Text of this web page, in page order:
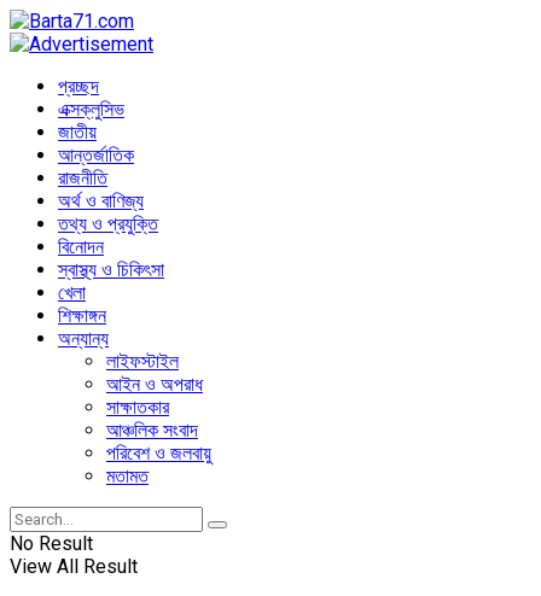
প্রচ্ছদ
এক্সক্লুসিভ
জাতীয়
আন্তর্জাতিক
রাজনীতি
অর্থ ও বাণিজ্য
তথ্য ও প্রযুক্তি
বিনোদন
স্বাস্থ্য ও চিকিৎসা
খেলা
শিক্ষাঙ্গন
অন্যান্য
লাইফস্টাইল
আইন ও অপরাধ
সাক্ষাতকার
আঞ্চলিক সংবাদ
পরিবেশ ও জলবায়ু
মতামত
No Result
View All Result